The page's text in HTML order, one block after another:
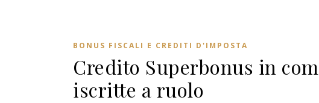
BONUS FISCALI E CREDITI D'IMPOSTA
Credito Superbonus in
iscritte a ruolo